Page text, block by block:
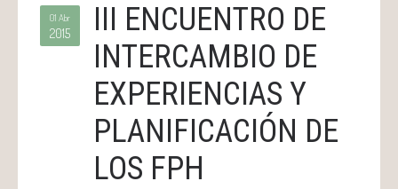
01 Abr
2015
III ENCUENTRO DE
INTERCAMBIO DE
EXPERIENCIAS Y
PLANIFICACIÓN DE
LOS FPH